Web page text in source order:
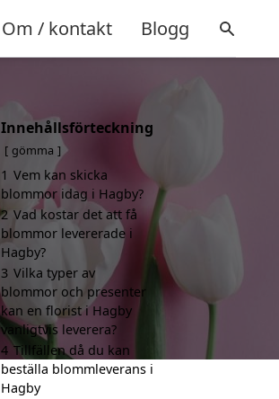
Om / kontakt Blogg
Innehållsförteckning
gömma
1 Vem kan skicka
blommor idag i Hagby?
2 Vad kostar det att få
blommor levererade i
Hagby?
3 Vilka typer av
blommor och presenter
kan en florist i Hagby
vanligtvis leverera?
4 Tillfällen då du kan
beställa blommleverans i
Hagby